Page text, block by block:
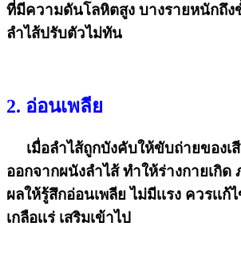
ที่มีความดันโลหิตสูง บางรายหนักถึง
ลำไส้ปรับตัวไม่ทัน
2. อ่อนเพลีย
เมื่อลำไส้ถูกบังคับให้ขับถ่ายของเ
ออกจากผนังลำไส้ ทำให้ร่างกายเกิด
ผลให้รู้สึกอ่อนเพลีย ไม่มีเเรง ควรเเ
เกลือเเร่ เสริมเข้าไป